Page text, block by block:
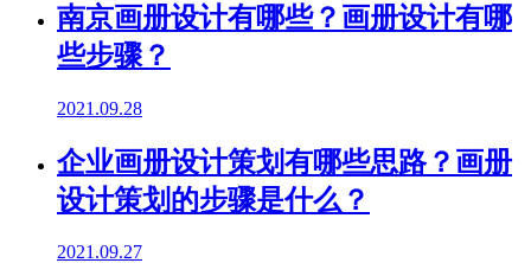
南京画册设计有哪些？画册设计有哪
些步骤？
2021.09.28
企业画册设计策划有哪些思路？画册
设计策划的步骤是什么？
2021.09.27